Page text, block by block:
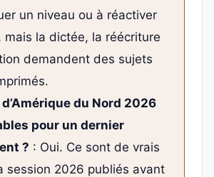
un niveau ou à réactiver
mais la dictée, la réécriture
demandent des sujets
du Nord 2026
pour un dernier
? : Oui. Ce sont de vrais
session 2026 publiés avant